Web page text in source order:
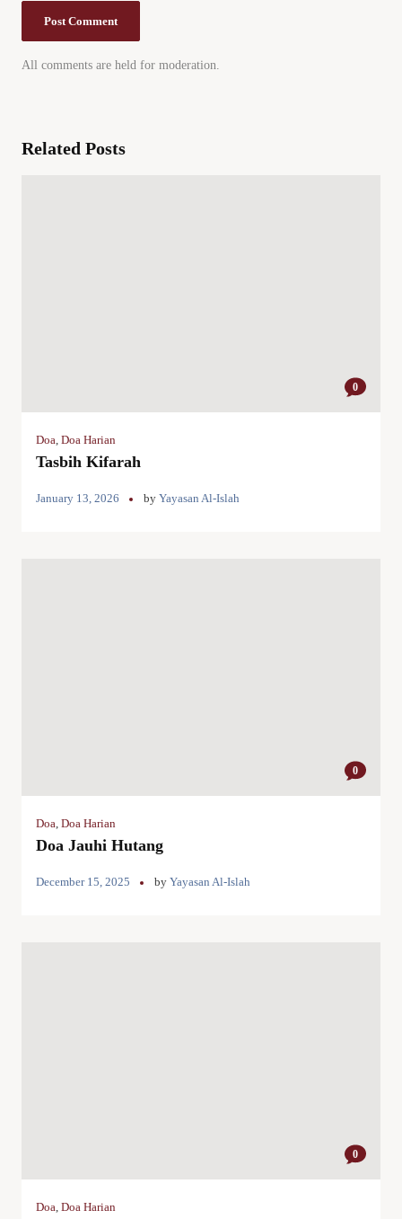
All comments are held for moderation.
Related Posts
0
Doa, Doa Harian
Tasbih Kifarah
January 13, 2026 by Yayasan Al-Islah
0
Doa, Doa Harian
Doa Jauhi Hutang
December 15, 2025 by Yayasan Al-Islah
0
Doa, Doa Harian